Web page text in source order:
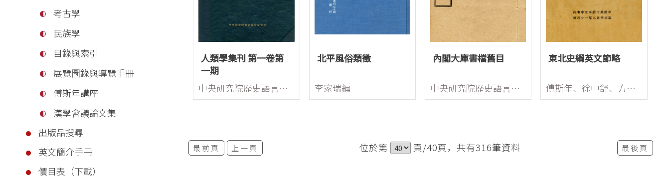
考古學
民族學
目錄與索引
展覽圖錄與導覽手冊
傅斯年講座
漢學會議論文集
出版品搜尋
英文簡介手冊
價目表（下載）
人類學集刊 第一卷第
一期
中央研究院歷史語言研究所編
北平風俗類徵
李家瑞編
內閣大庫書檔舊目
中央研究院歷史語言研究所
東北史綱英文節略
傅斯年、徐中舒、方壯猷原著，李濟節略
位於第 頁/40頁，共有316筆資料
最前頁 上一頁 最後頁